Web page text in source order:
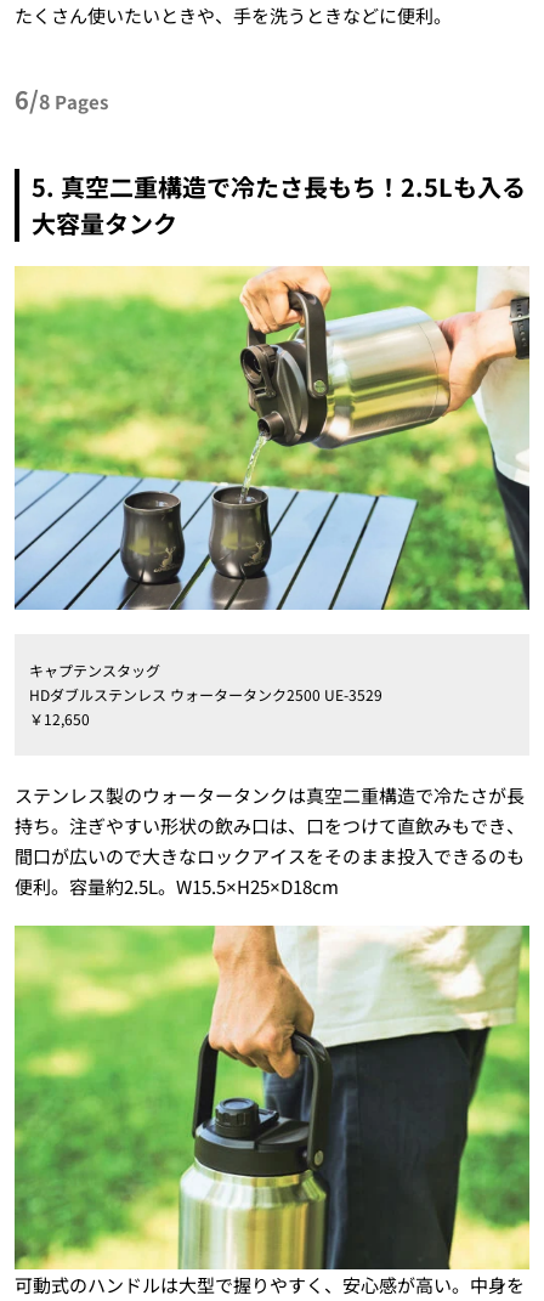
たくさん使いたいときや、手を洗うときなどに便利。
6/8 Pages
5. 真空二重構造で冷たさ長もち！2.5Lも入る
大容量タンク
キャプテンスタッグ
HDダブルステンレス ウォータータンク2500 UE-3529
￥12,650
ステンレス製のウォータータンクは真空二重構造で冷たさが長
持ち。注ぎやすい形状の飲み口は、口をつけて直飲みもでき、
間口が広いので大きなロックアイスをそのまま投入できるのも
便利。容量約2.5L。W15.5×H25×D18cm
可動式のハンドルは大型で握りやすく、安心感が高い。中身を